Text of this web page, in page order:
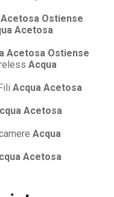
Ostiense
Acetosa
Acetosa Ostiense
Acqua
Acqua Acetosa
Acetosa
Acqua
Acetosa